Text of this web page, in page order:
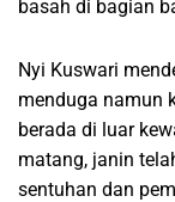
basah di bagian
Nyi Kuswari
menduga namun
berada di luar
matang, janin
sentuhan dan